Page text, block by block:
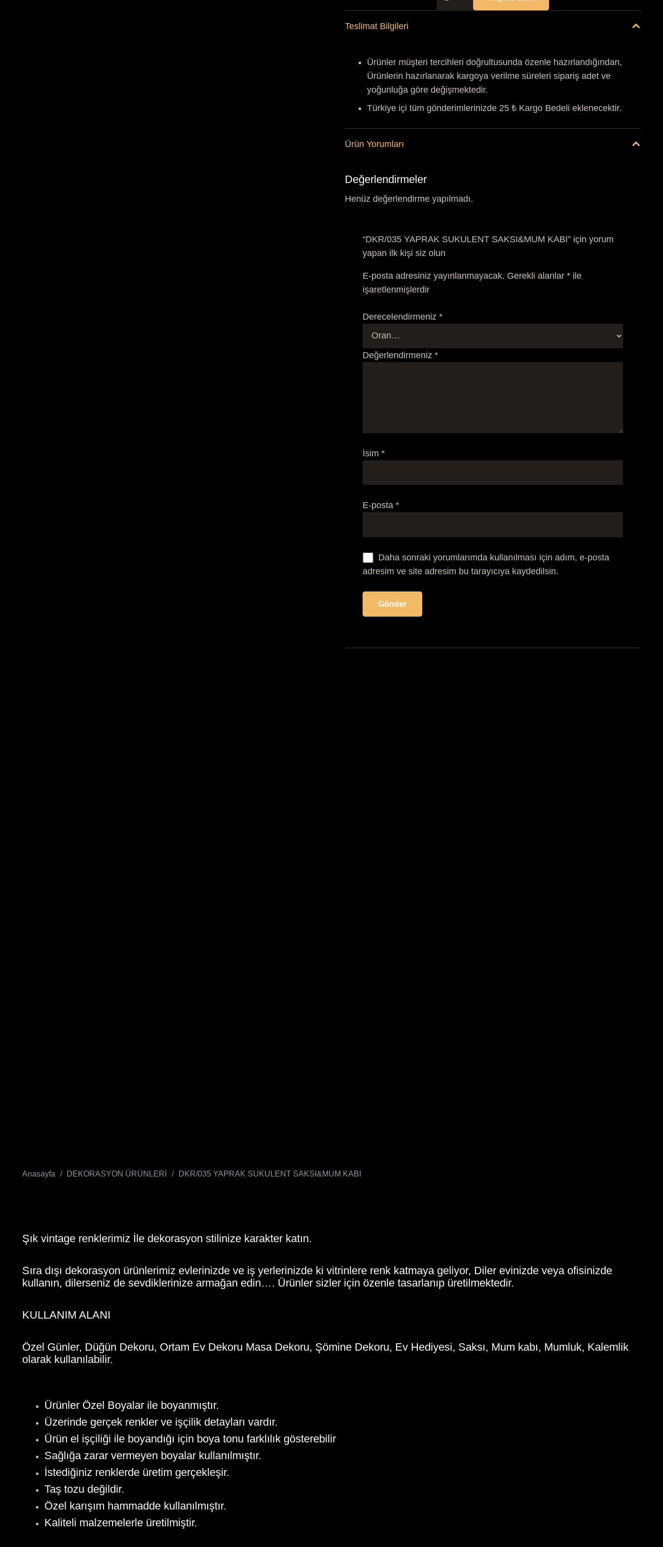
adet
Teslimat Bilgileri
Ürünler müşteri tercihleri doğrultusunda özenle hazırlandığından,
Ürünlerin hazırlanarak kargoya verilme süreleri sipariş adet ve
yoğunluğa göre değişmektedir.
Türkiye içi tüm gönderimlerinizde 25 ₺ Kargo Bedeli eklenecektir.
Ürün Yorumları
Değerlendirmeler
Henüz değerlendirme yapılmadı.
“DKR/035 YAPRAK SUKULENT SAKSI&MUM KABI” için yorum
yapan ilk kişi siz olun
E-posta adresiniz yayınlanmayacak. Gerekli alanlar * ile
işaretlenmişlerdir
Derecelendirmeniz *
Değerlendirmeniz *
İsim *
E-posta *
Daha sonraki yorumlarımda kullanılması için adım, e-posta
adresim ve site adresim bu tarayıcıya kaydedilsin.
Anasayfa / DEKORASYON ÜRÜNLERİ / DKR/035 YAPRAK SUKULENT SAKSI&MUM KABI
Şık vintage renklerimiz İle dekorasyon stilinize karakter katın.
Sıra dışı dekorasyon ürünlerimiz evlerinizde ve iş yerlerinizde ki vitrinlere renk katmaya geliyor, Diler evinizde veya ofisinizde
kullanın, dilerseniz de sevdiklerinize armağan edin…. Ürünler sizler için özenle tasarlanıp üretilmektedir.
KULLANIM ALANI
Özel Günler, Düğün Dekoru, Ortam Ev Dekoru Masa Dekoru, Şömine Dekoru, Ev Hediyesi, Saksı, Mum kabı, Mumluk, Kalemlik
olarak kullanılabilir.
Ürünler Özel Boyalar ile boyanmıştır.
Üzerinde gerçek renkler ve işçilik detayları vardır.
Ürün el işçiliği ile boyandığı için boya tonu farklılık gösterebilir
Sağlığa zarar vermeyen boyalar kullanılmıştır.
İstediğiniz renklerde üretim gerçekleşir.
Taş tozu değildir.
Özel karışım hammadde kullanılmıştır.
Kaliteli malzemelerle üretilmiştir.